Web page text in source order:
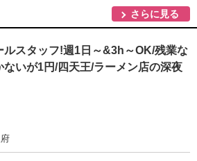
さらに見る
ルスタッフ!週1日～&3h～OK/残業な
ないが1円/四天王/ラーメン店の深夜